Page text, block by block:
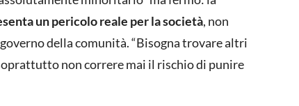
un pericolo reale per la società, non
della comunità. “Bisogna trovare altri
non correre mai il rischio di punire